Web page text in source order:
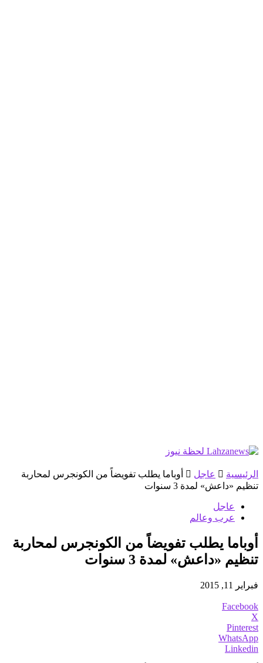
الرئيسية عاجل
أوباما يطلب تفويضاً من الكونجرس لمحاربة
تنظيم «داعش» لمدة 3 سنوات
عاجل
عرب وعالم
أوباما يطلب تفويضاً من الكونجرس لمحاربة
تنظيم «داعش» لمدة 3 سنوات
فبراير 11, 2015
Facebook
X
Pinterest
WhatsApp
Linkedin